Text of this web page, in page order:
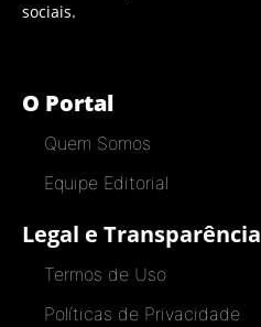
sociais.
O Portal
Quem Somos
Equipe Editorial
Legal e Transparência
Termos de Uso
Políticas de Privacidade